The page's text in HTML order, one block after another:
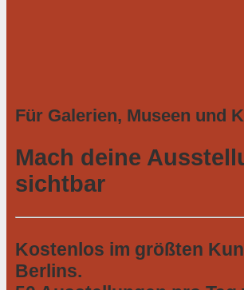
Für Galerien, Museen und
Mach deine
sichtbar
Kostenlos im größten
Berlins.